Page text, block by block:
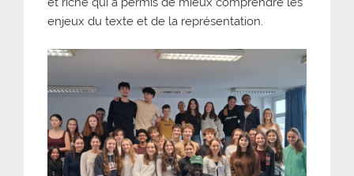
enjeux du texte et de la représentation.